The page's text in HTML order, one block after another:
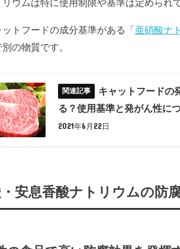
ウムは特に使用制限や基準は定められ
トフードの成分基準がある「亜硝酸ナ
の物質です。
キャットフードの
る？使用基準と発がん性に
2021年6月22日
安息香酸ナトリウムの防